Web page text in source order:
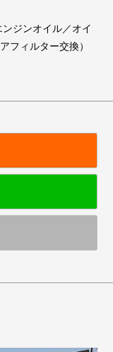
ジンオイル／オイ
フィルター交換）